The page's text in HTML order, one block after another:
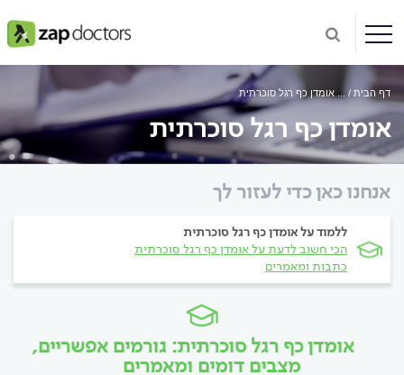
דף הבית אומדן כף רגל סוכרתית
אומדן כף רגל סוכרתית
אנחנו כאן כדי לעזור לך
ללמוד על אומדן כף רגל סוכרתית
הכי חשוב לדעת על אומדן כף רגל סוכרתית
כתבות ומאמרים
אומדן כף רגל סוכרתית: גורמים אפשריים,
מצבים דומים ומאמרים